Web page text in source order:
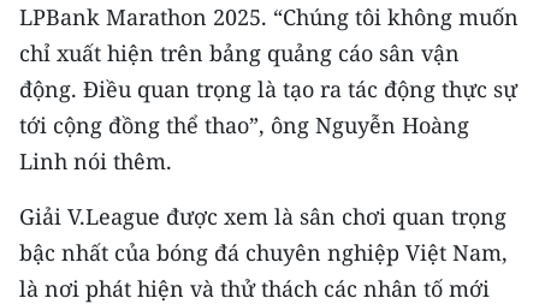
LPBank Marathon 2025. “Chúng tôi không muốn
chỉ xuất hiện trên bảng quảng cáo sân vận
động. Điều quan trọng là tạo ra tác động thực sự
tới cộng đồng thể thao”, ông Nguyễn Hoàng
Linh nói thêm.
Giải V.League được xem là sân chơi quan trọng
bậc nhất của bóng đá chuyên nghiệp Việt Nam,
là nơi phát hiện và thử thách các nhân tố mới